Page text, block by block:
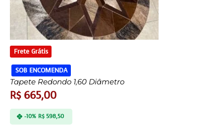
Frete Grátis
SOB ENCOMENDA
Tapete Redondo 1,60 Diâmetro
R$665,00
-10% R$598,50